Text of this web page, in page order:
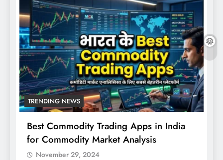
TRENDING NEWS
Best Commodity Trading Apps in India
for Commodity Market Analysis
November 29, 2024